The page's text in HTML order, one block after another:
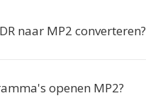
naar MP2 converteren?
openen MP2?